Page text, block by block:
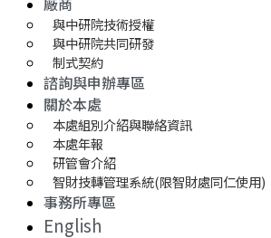
與中研院技術授權
與中研院共同研發
制式契約
諮詢與申辦專區
關於本處
本處組別介紹與聯絡資訊
本處年報
研管會介紹
智財技轉管理系統(限智財處同仁使用)
事務所專區
English